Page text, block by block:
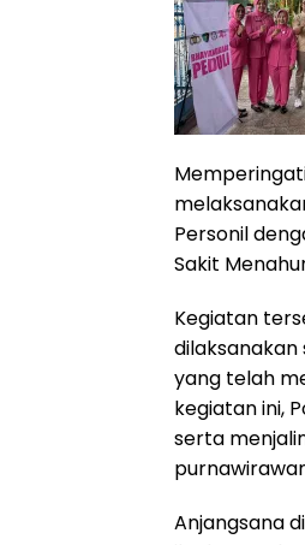
Personil
Sakit
Kegiatan
yang telah
kegiatan ini,
serta
Anjangsana